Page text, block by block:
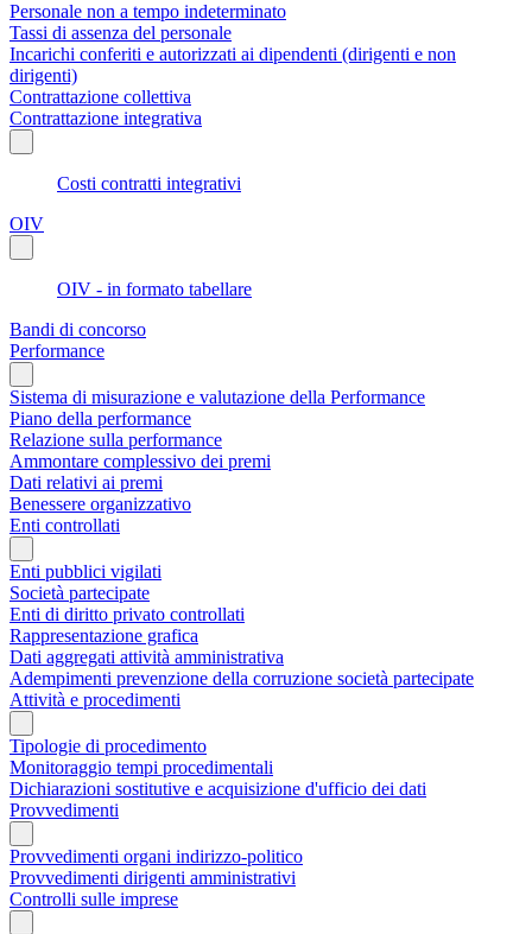
Personale non a tempo indeterminato
Tassi di assenza del personale
Incarichi conferiti e autorizzati ai dipendenti (dirigenti e non
dirigenti)
Contrattazione collettiva
Contrattazione integrativa
Costi contratti integrativi
OIV
OIV - in formato tabellare
Bandi di concorso
Performance
Sistema di misurazione e valutazione della Performance
Piano della performance
Relazione sulla performance
Ammontare complessivo dei premi
Dati relativi ai premi
Benessere organizzativo
Enti controllati
Enti pubblici vigilati
Società partecipate
Enti di diritto privato controllati
Rappresentazione grafica
Dati aggregati attività amministrativa
Adempimenti prevenzione della corruzione società partecipate
Attività e procedimenti
Tipologie di procedimento
Monitoraggio tempi procedimentali
Dichiarazioni sostitutive e acquisizione d'ufficio dei dati
Provvedimenti
Provvedimenti organi indirizzo-politico
Provvedimenti dirigenti amministrativi
Controlli sulle imprese